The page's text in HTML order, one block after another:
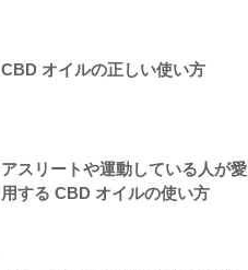
CBD オイルの正しい使い方
アスリートや運動している人が愛
用する CBD オイルの使い方